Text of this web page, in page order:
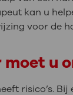
kan u
voor de
u
risico’s.